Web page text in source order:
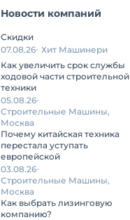
Новости компаний
Скидки
07.08.26 Хит Машинери
Как увеличить срок службы
ходовой части строительной
техники
05.08.26
Строительные Машины,
Москва
Почему китайская техника
перестала уступать
европейской
03.08.26
Строительные Машины,
Москва
Как выбрать лизинговую
компанию?